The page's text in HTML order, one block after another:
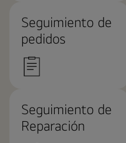
Seguimiento de
pedidos
Seguimiento de
Reparación